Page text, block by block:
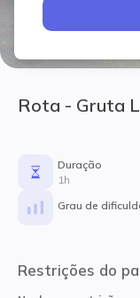
Rota - Gruta
Duração
1h
Grau de
Restrições do